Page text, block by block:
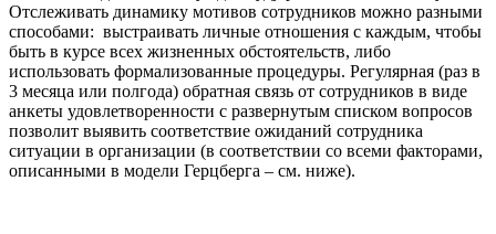
Отслеживать динамику мотивов сотрудников можно разными
способами: выстраивать личные отношения с каждым, чтобы
быть в курсе всех жизненных обстоятельств, либо
использовать формализованные процедуры. Регулярная (раз в
3 месяца или полгода) обратная связь от сотрудников в виде
анкеты удовлетворенности с развернутым списком вопросов
позволит выявить соответствие ожиданий сотрудника
ситуации в организации (в соответствии со всеми факторами,
описанными в модели Герцберга – см. ниже).